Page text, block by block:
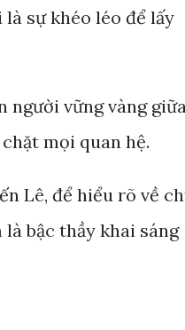
sự khéo léo để lấy
người vững vàng
mọi quan hệ.
Lê, để hiểu rõ về
bậc thầy khai sáng